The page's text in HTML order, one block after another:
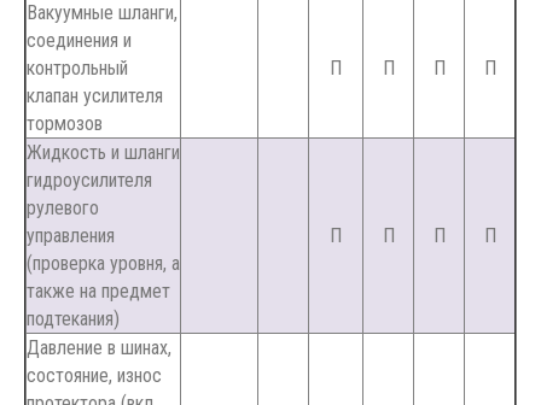
Вакуумные шланги,
соединения и
контрольный
клапан усилителя
тормозов
П П П П
Жидкость и шланги
гидроусилителя
рулевого
управления
(проверка уровня, а
также на предмет
подтекания)
П П П П
Давление в шинах,
состояние, износ